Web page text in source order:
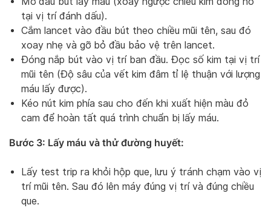
tại vị trí đánh dấu).
Cắm lancet vào đầu bút theo chiều mũi tên, sau đó
xoay nhẹ và gỡ bỏ đầu bảo vệ trên lancet.
Đóng nắp bút vào vị trí ban đầu. Đọc số kim tại vị trí
mũi tên (Độ sâu của vết kim đâm tỉ lệ thuận với lượng
máu lấy được).
Kéo nút kim phía sau cho đến khi xuất hiện màu đỏ
cam để hoàn tất quá trình chuẩn bị lấy máu.
Bước 3: Lấy máu và thử đường huyết:
Lấy test trip ra khỏi hộp que, lưu ý tránh chạm vào vị
trí mũi tên. Sau đó lên máy đúng vị trí và đúng chiều
que.